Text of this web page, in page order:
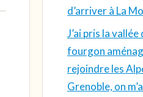
d’arriver à La
J’ai pris la
fourgon
rejoindre les
Grenoble, on